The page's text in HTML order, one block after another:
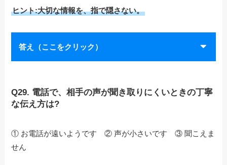
ヒント:大切な情報を、指で隠さない。
答え（ここをクリック）
Q29. 電話で、相手の声が聞き取りにくいときの丁寧
な伝え方は?
① お電話が遠いようです ② 声が小さいです ③ 聞こえま
せん